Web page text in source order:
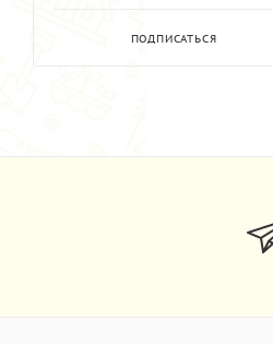
ПОДПИСАТЬСЯ